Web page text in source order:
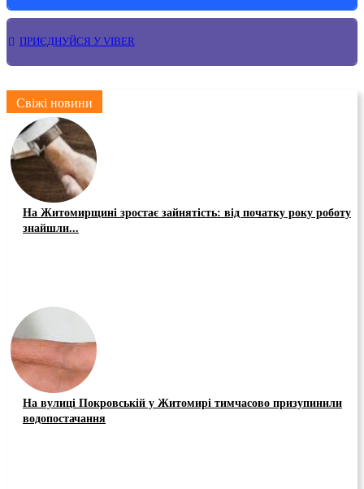
ПРИЄДНУЙСЯ У VIBER
Свіжі новини
На Житомирщині зростає зайнятість: від початку року роботу
знайшли...
На вулиці Покровській у Житомирі тимчасово призупинили
водопостачання